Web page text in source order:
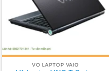
VO LAPTOP VAIO